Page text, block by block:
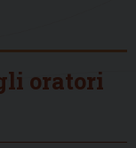
oratori